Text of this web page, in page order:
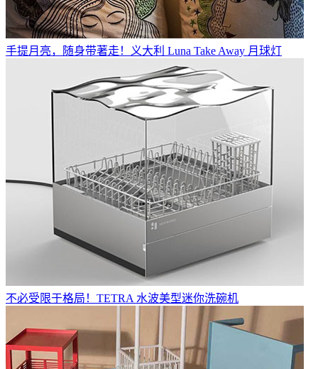
手提月亮，随身带著走！义大利 Luna Take Away 月球灯
不必受限于格局！TETRA 水波美型迷你洗碗机